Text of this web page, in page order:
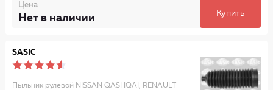
Цена
Нет в наличии Купить
SASIC
Пыльник рулевой NISSAN QASHQAI, RENAULT